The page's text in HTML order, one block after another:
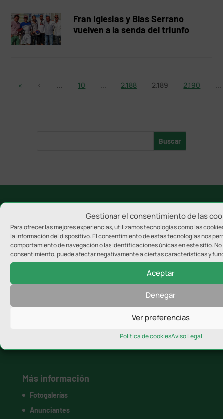
Gestionar el consentimiento de las
Para ofrecer las mejores experiencias, utilizamos tecnologías como las
la información del dispositivo. El consentimiento de estas tecnologías nos
comportamiento de navegación o las identificaciones únicas en este sitio.
consentimiento, puede afectar negativamente a ciertas características y
Aceptar
Denegar
Ver preferencias
Política de cookiesAviso Legal
Fran Iglesias y Blas Serrano
vuelven a la senda del triunfo
« ‹ ... 10 ... 2.188 2.189 2.190 ...
Categorías destacadas
Real Jaén
Jaén FS
Linares Deportivo
Más información
Fotogalerías
Anunciantes